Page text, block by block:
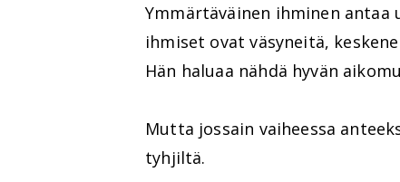
Ymmärtäväinen ihminen antaa
ihmiset ovat väsyneitä,
Hän haluaa nähdä hyvän
Mutta jossain vaiheessa
tyhjiltä.